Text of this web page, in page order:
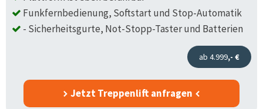
Funkfernbedienung, Softstart und Stop-Automatik
- Sicherheitsgurte, Not-Stopp-Taster und Batterien
ab 4.999,- €
Jetzt Treppenlift anfragen